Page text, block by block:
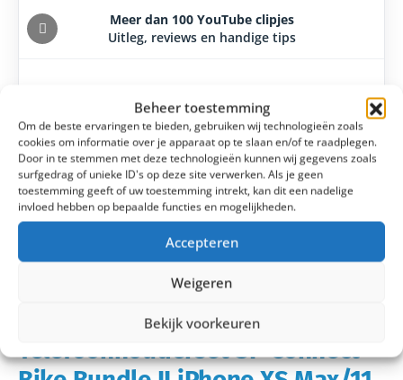
Beheer toestemming
Om de beste ervaringen te bieden, gebruiken wij technologieën zoals
cookies om informatie over je apparaat op te slaan en/of te raadplegen.
Door in te stemmen met deze technologieën kunnen wij gegevens zoals
surfgedrag of unieke ID's op deze site verwerken. Als je geen
toestemming geeft of uw toestemming intrekt, kan dit een nadelige
invloed hebben op bepaalde functies en mogelijkheden.
Accepteren
Weigeren
Bekijk voorkeuren
Meer dan 100 YouTube clipjes
Uitleg, reviews en handige tips
Laagsteprijsgarantie
14 dagen bedenktijd
Telefoonhouderset SP Connect